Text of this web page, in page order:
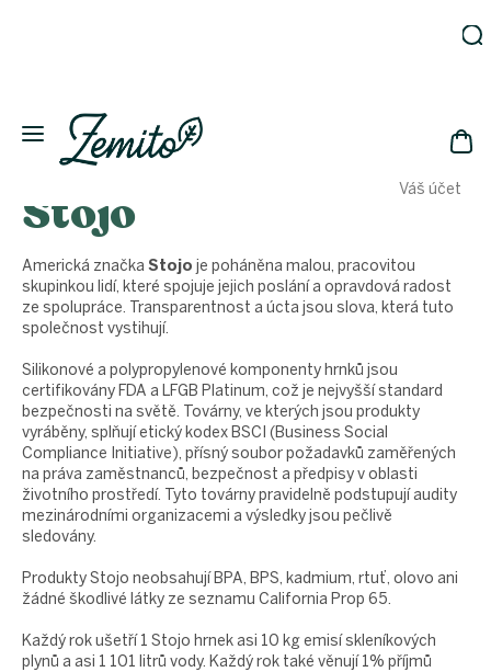
Váš účet
Eko
domácnost
Kosmetika
láhve
Akce
Zachraň
a ušetři
Novinky
Vánoce
Přihlášení
Stojo
Americká značka Stojo je poháněna malou, pracovitou
skupinkou lidí, které spojuje jejich poslání a opravdová radost
ze spolupráce. Transparentnost a úcta jsou slova, která tuto
společnost vystihují.
Silikonové a polypropylenové komponenty hrnků jsou
certifikovány FDA a LFGB Platinum, což je nejvyšší standard
bezpečnosti na světě. Továrny, ve kterých jsou produkty
vyráběny, splňují etický kodex BSCI (Business Social
Compliance Initiative), přísný soubor požadavků zaměřených
na práva zaměstnanců, bezpečnost a předpisy v oblasti
životního prostředí. Tyto továrny pravidelně podstupují audity
mezinárodními organizacemi a výsledky jsou pečlivě
sledovány.
Produkty Stojo neobsahují BPA, BPS, kadmium, rtuť, olovo ani
žádné škodlivé látky ze seznamu California Prop 65.
Každý rok ušetří 1 Stojo hrnek asi 10 kg emisí skleníkových
plynů a asi 1 101 litrů vody. Každý rok také věnují 1% příjmů